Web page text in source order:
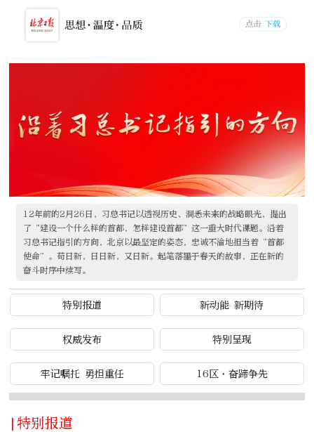
12年前的2月26日，习总书记以透视历史、洞悉未来的战略眼光，提出
了“建设一个什么样的首都，怎样建设首都”这一重大时代课题。沿着
习总书记指引的方向，北京以最坚定的姿态，忠诚不渝地担当着“首都
使命”。苟日新，日日新，又日新。起笔落墨于春天的故事，正在新的
奋斗时序中续写。
特别报道 新动能 新期待
权威发布 特别呈现
牢记嘱托 勇担重任 16区·奋蹄争先
|特别报道